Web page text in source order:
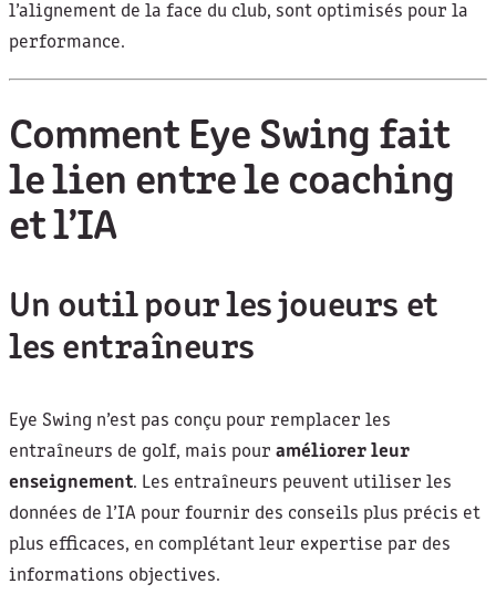
l’alignement de la face du club, sont optimisés pour la
performance.
Comment Eye Swing fait
le lien entre le coaching
et l’IA
Un outil pour les joueurs et
les entraîneurs
Eye Swing n’est pas conçu pour remplacer les
entraîneurs de golf, mais pour améliorer leur
enseignement. Les entraîneurs peuvent utiliser les
données de l’IA pour fournir des conseils plus précis et
plus efficaces, en complétant leur expertise par des
informations objectives.